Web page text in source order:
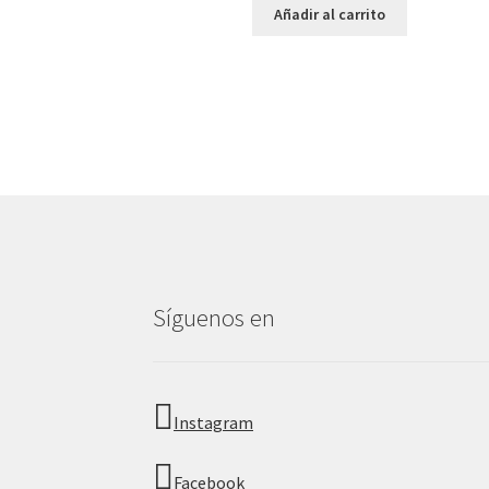
Añadir al carrito
Síguenos en
Instagram
Facebook